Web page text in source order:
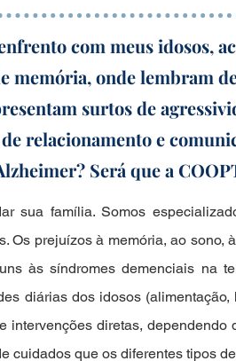
com meus idosos,
memória, onde lembram
surtos de
relacionamento e
Será que a
sua família. Somos
Os prejuízos à memória, ao
às síndromes demenciais na
diárias dos idosos
intervenções diretas,
cuidados que os diferentes tipos